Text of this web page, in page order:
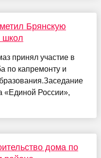
Брянскую
школ
принял участие в
по капремонту и
«Единой России»,
дома по